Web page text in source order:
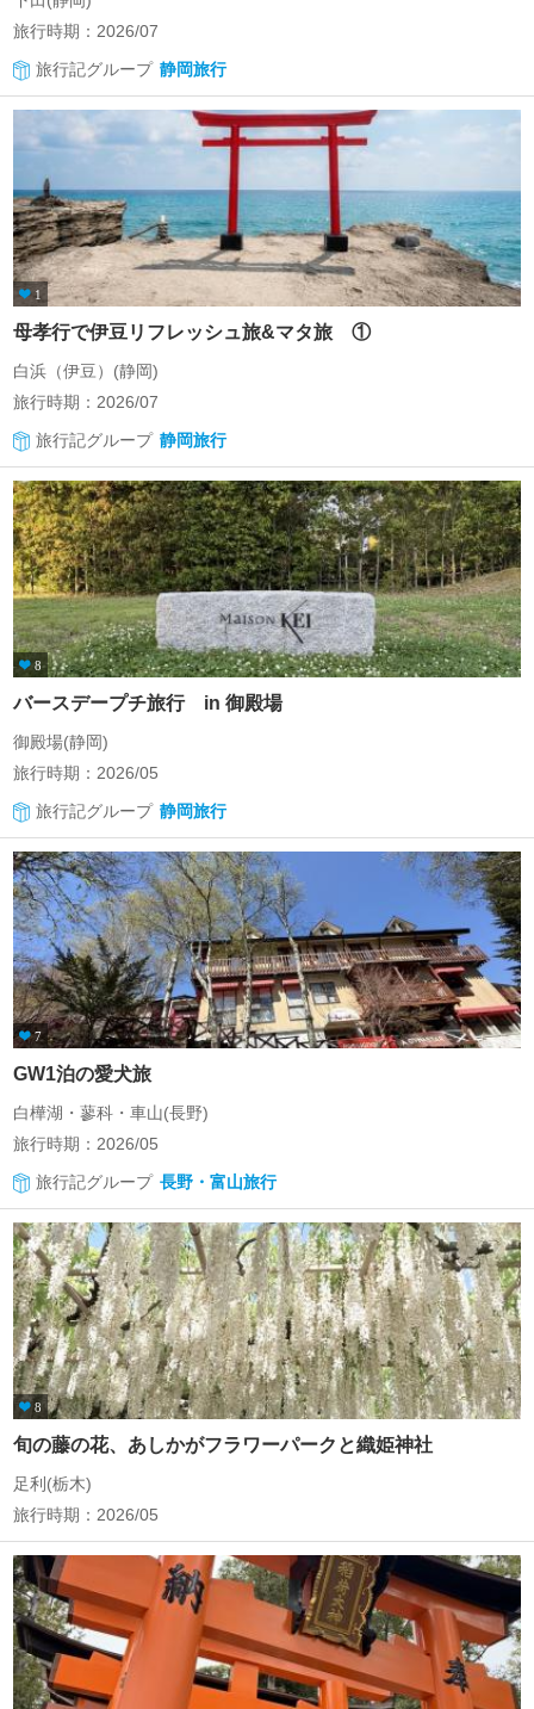
旅行時期：2026/07
旅行記グループ 静岡旅行
1
母孝行で伊豆リフレッシュ旅&マタ旅 ①
白浜（伊豆）(静岡)
旅行時期：2026/07
旅行記グループ 静岡旅行
8
バースデープチ旅行 in 御殿場
御殿場(静岡)
旅行時期：2026/05
旅行記グループ 静岡旅行
7
GW1泊の愛犬旅
白樺湖・蓼科・車山(長野)
旅行時期：2026/05
旅行記グループ 長野・富山旅行
8
旬の藤の花、あしかがフラワーパークと織姫神社
足利(栃木)
旅行時期：2026/05